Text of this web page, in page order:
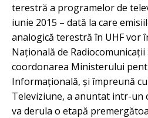
terestră a programelor de
iunie 2015 – dată la care
analogică terestră în UHF vor
Naţională de Radiocomunicaţii
coordonarea Ministerului
Informaţională, şi împreună
Televiziune, a anuntat intr-un
va derula o etapă